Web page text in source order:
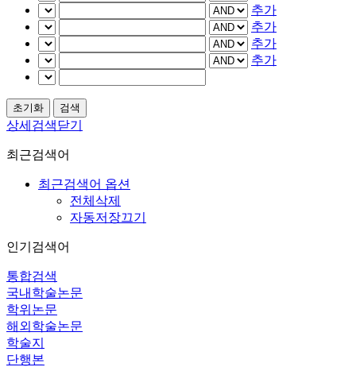
추가
추가
추가
추가
상세검색닫기
최근검색어
최근검색어 옵션
전체삭제
자동저장끄기
인기검색어
통합검색
국내학술논문
학위논문
해외학술논문
학술지
단행본